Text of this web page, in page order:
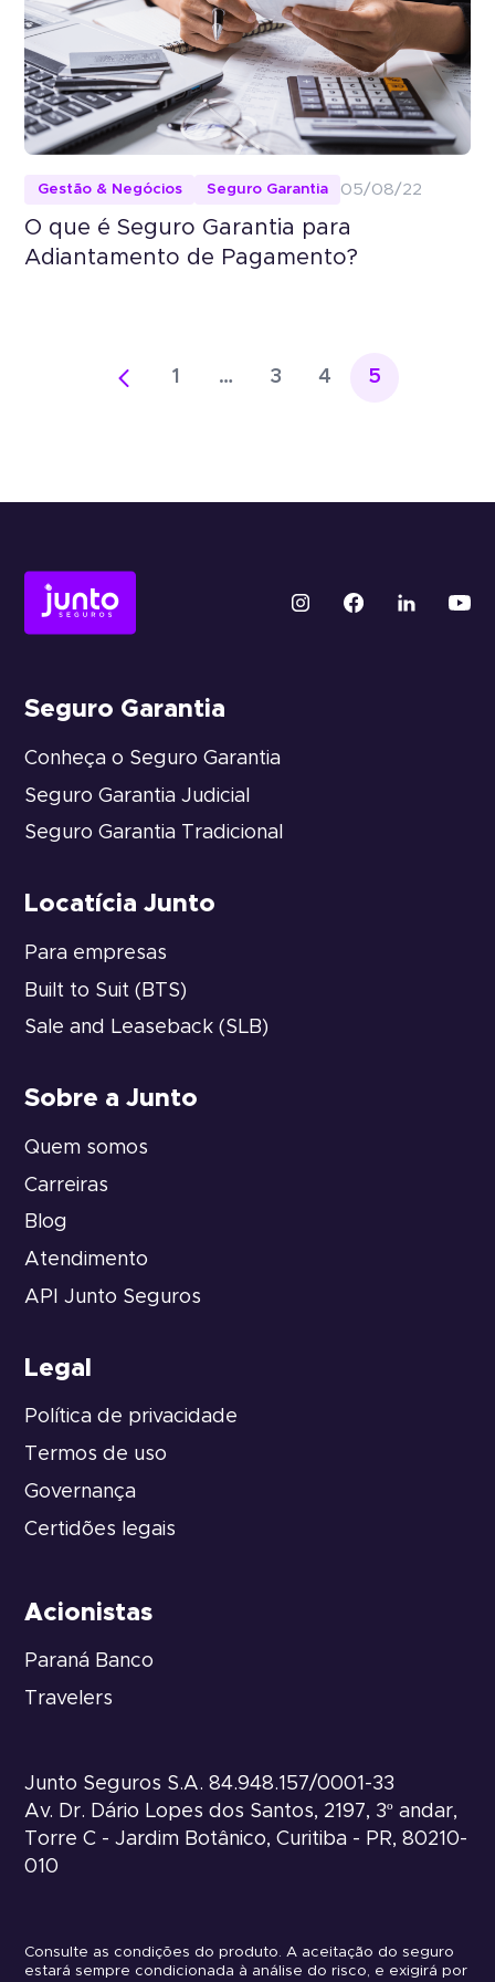
Seguro Garantia
Economia e agilidade para
empresas fecharem
contratos.
Seguro GarantiaTradicional
Economia e agilidade para empresas
fecharem contratos.Portal do Corretor
Acesso empresa
Gestão & Negócios Seguro Garantia 05/08/22
O que é Seguro Garantia para
Adiantamento de Pagamento?
1 … 3 4 5
Seguro Garantia
Conheça o Seguro Garantia
Seguro Garantia Judicial
Seguro Garantia Tradicional
Locatícia Junto
Para empresas
Built to Suit (BTS)
Sale and Leaseback (SLB)
Sobre a Junto
Quem somos
Carreiras
Blog
Atendimento
API Junto Seguros
Legal
Política de privacidade
Termos de uso
Governança
Certidões legais
Acionistas
Paraná Banco
Travelers
Junto Seguros S.A. 84.948.157/0001-33
Av. Dr. Dário Lopes dos Santos, 2197, 3º andar,
Torre C - Jardim Botânico, Curitiba - PR, 80210-
010
Consulte as condições do produto. A aceitação do seguro
estará sempre condicionada à análise do risco, e exigirá por